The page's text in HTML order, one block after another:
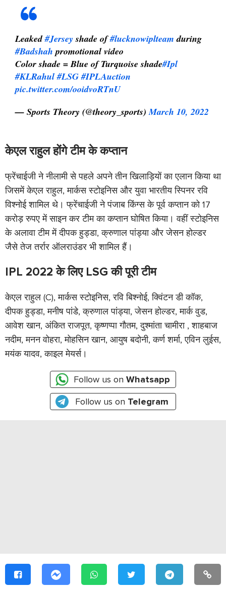
Leaked#Jersey shade of#lucknowiplteam during
#Badshah promotional video
Color shade = Blue of Turquoise shade#Ipl
#KLRahul #LSG #IPLAuction
pic.twitter.com/ooidvoRTnU
— Sports Theory (@theory_sports)March 10, 2022
केएल राहुल होंगे टीम के कप्तान
फ्रेंचाईजी ने नीलामी से पहले अपने तीन खिलाड़ियों का एलान किया था
जिसमें केएल राहुल, मार्कस स्टोइनिस और युवा भारतीय स्पिनर रवि
विश्नोई शामिल थे। फ्रेंचाईजी ने पंजाब किंग्स के पूर्व कप्तान को 17
करोड़ रुपए में साइन कर टीम का कप्तान घोषित किया। वहीं स्टोइनिस
के अलावा टीम में दीपक हुड्डा, क्रुणाल पांड्या और जेसन होल्डर
जैसे तेज तर्रार ऑलराउंडर भी शामिल हैं।
IPL 2022 के लिए LSG की पूरी टीम
केएल राहुल (C), मार्कस स्टोइनिस, रवि बिश्नोई, क्विंटन डी कॉक,
दीपक हुड्डा, मनीष पांडे, क्रुणाल पांड्या, जेसन होल्डर, मार्क वुड,
आवेश खान, अंकित राजपूत, कृष्णप्पा गौतम, दुश्मांता चामीरा , शाहबाज
नदीम, मनन वोहरा, मोहसिन खान, आयुष बदोनी, कर्ण शर्मा, एविन लुईस,
मयंक यादव, काइल मेयर्स।
Follow us on Whatsapp
Follow us on Telegram